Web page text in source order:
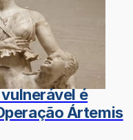
é
Ártemis